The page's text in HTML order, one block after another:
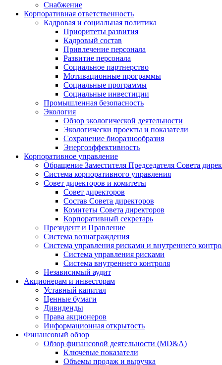
Снабжение
Корпоративная ответственность
Кадровая и социальная политика
Приоритеты развития
Кадровый состав
Привлечение персонала
Развитие персонала
Социальное партнерство
Мотивационные программы
Социальные программы
Социальные инвестиции
Промышленная безопасность
Экология
Обзор экологической деятельности
Экологически проекты и показатели
Сохранение биоразнообразия
Энергоэффективность
Корпоративное управление
Обращение Заместителя Председателя Совета
Система корпоративного управления
Совет директоров и комитеты
Совет директоров
Состав Совета директоров
Комитеты Совета директоров
Корпоративный секретарь
Президент и Правление
Система вознаграждения
Система управления рисками и внутреннего
Система управления рисками
Система внутреннего контроля
Независимый аудит
Акционерам и инвесторам
Уставный капитал
Ценные бумаги
Дивиденды
Права акционеров
Информационная открытость
Финансовый обзор
Обзор финансовой деятельности (MD&A)
Ключевые показатели
Объемы продаж и выручка